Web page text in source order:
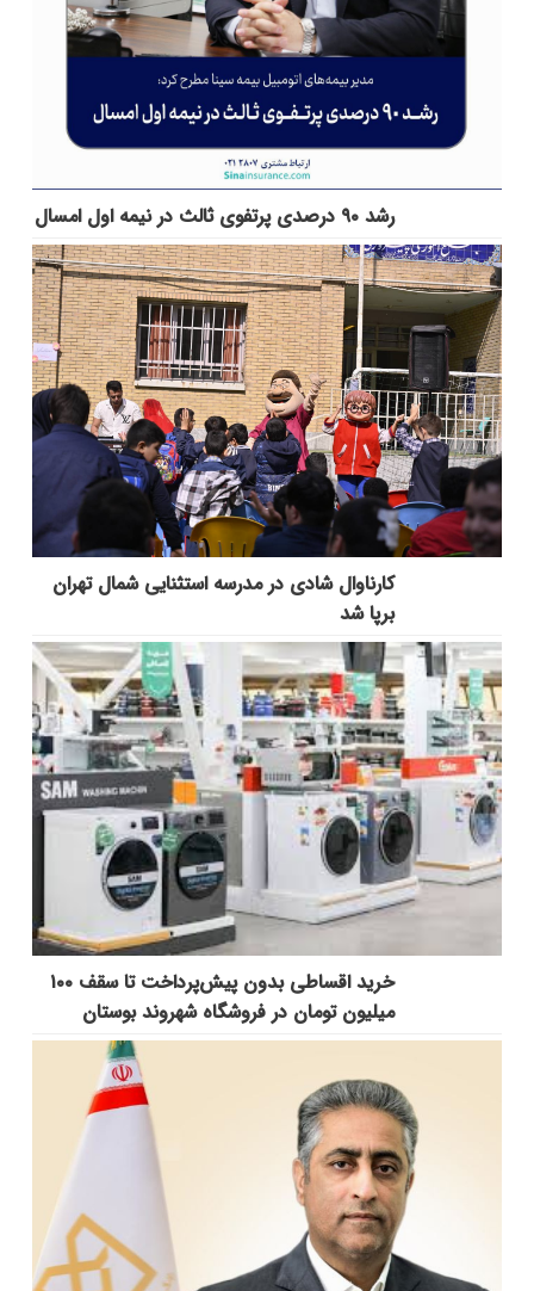
رشد ۹۰ درصدی پرتفوی ثالث در نیمه اول امسال
کارناوال شادی در مدرسه استثنایی شمال تهران
برپا شد
خرید اقساطی بدون پیش‌پرداخت تا سقف ۱۰۰
میلیون تومان در فروشگاه شهروند بوستان